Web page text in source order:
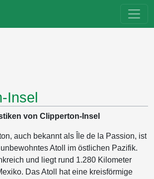
Insel
von Clipperton-Insel
auch bekannt als Île de la Passion, ist
Atoll im östlichen Pazifik.
und liegt rund 1.280 Kilometer
Das Atoll hat eine kreisförmige